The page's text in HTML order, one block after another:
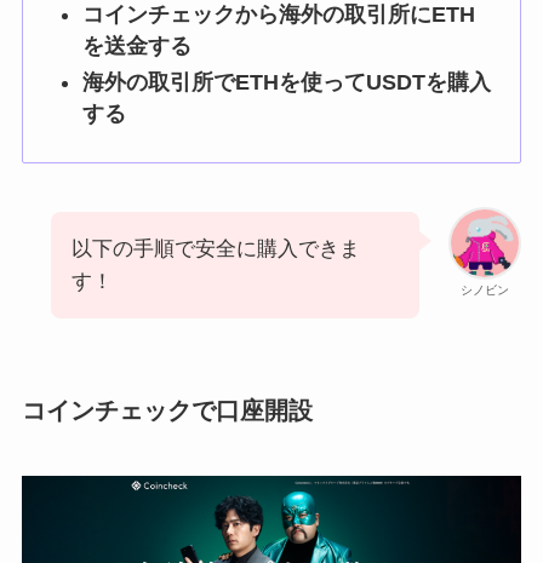
コインチェックから海外の取引所にETH
を送金する
海外の取引所でETHを使ってUSDTを購入
する
シノビン
以下の手順で安全に購入できま
す！
コインチェックで口座開設